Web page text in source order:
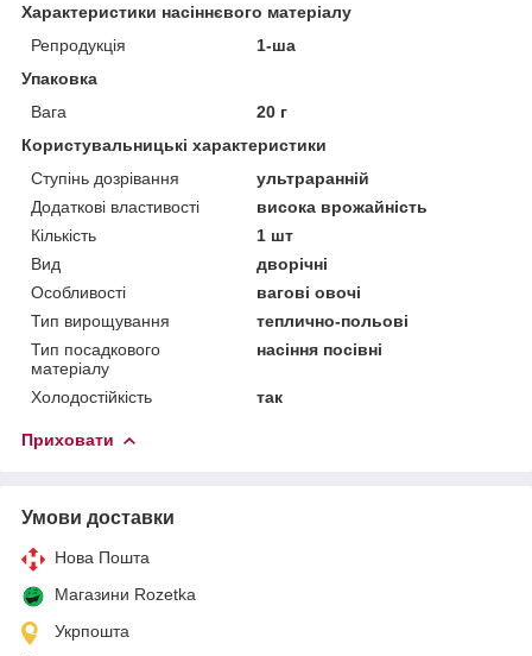
Характеристики насіннєвого матеріалу
Репродукція
1-ша
Упаковка
Вага
20 г
Користувальницькі характеристики
Ступінь дозрівання
ультраранній
Додаткові властивості
висока врожайність
Кількість
1 шт
Вид
дворічні
Особливості
вагові овочі
Тип вирощування
теплично-польові
Тип посадкового
матеріалу
насіння посівні
Холодостійкість так
Приховати
Умови доставки
Нова Пошта
Магазини Rozetka
Укрпошта